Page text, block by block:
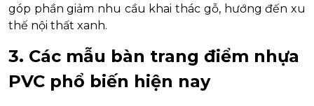
góp phần giảm nhu cầu khai thác gỗ, hướng đến xu
thế nội thất xanh.
3. Các mẫu bàn trang điểm nhựa
PVC phổ biến hiện nay